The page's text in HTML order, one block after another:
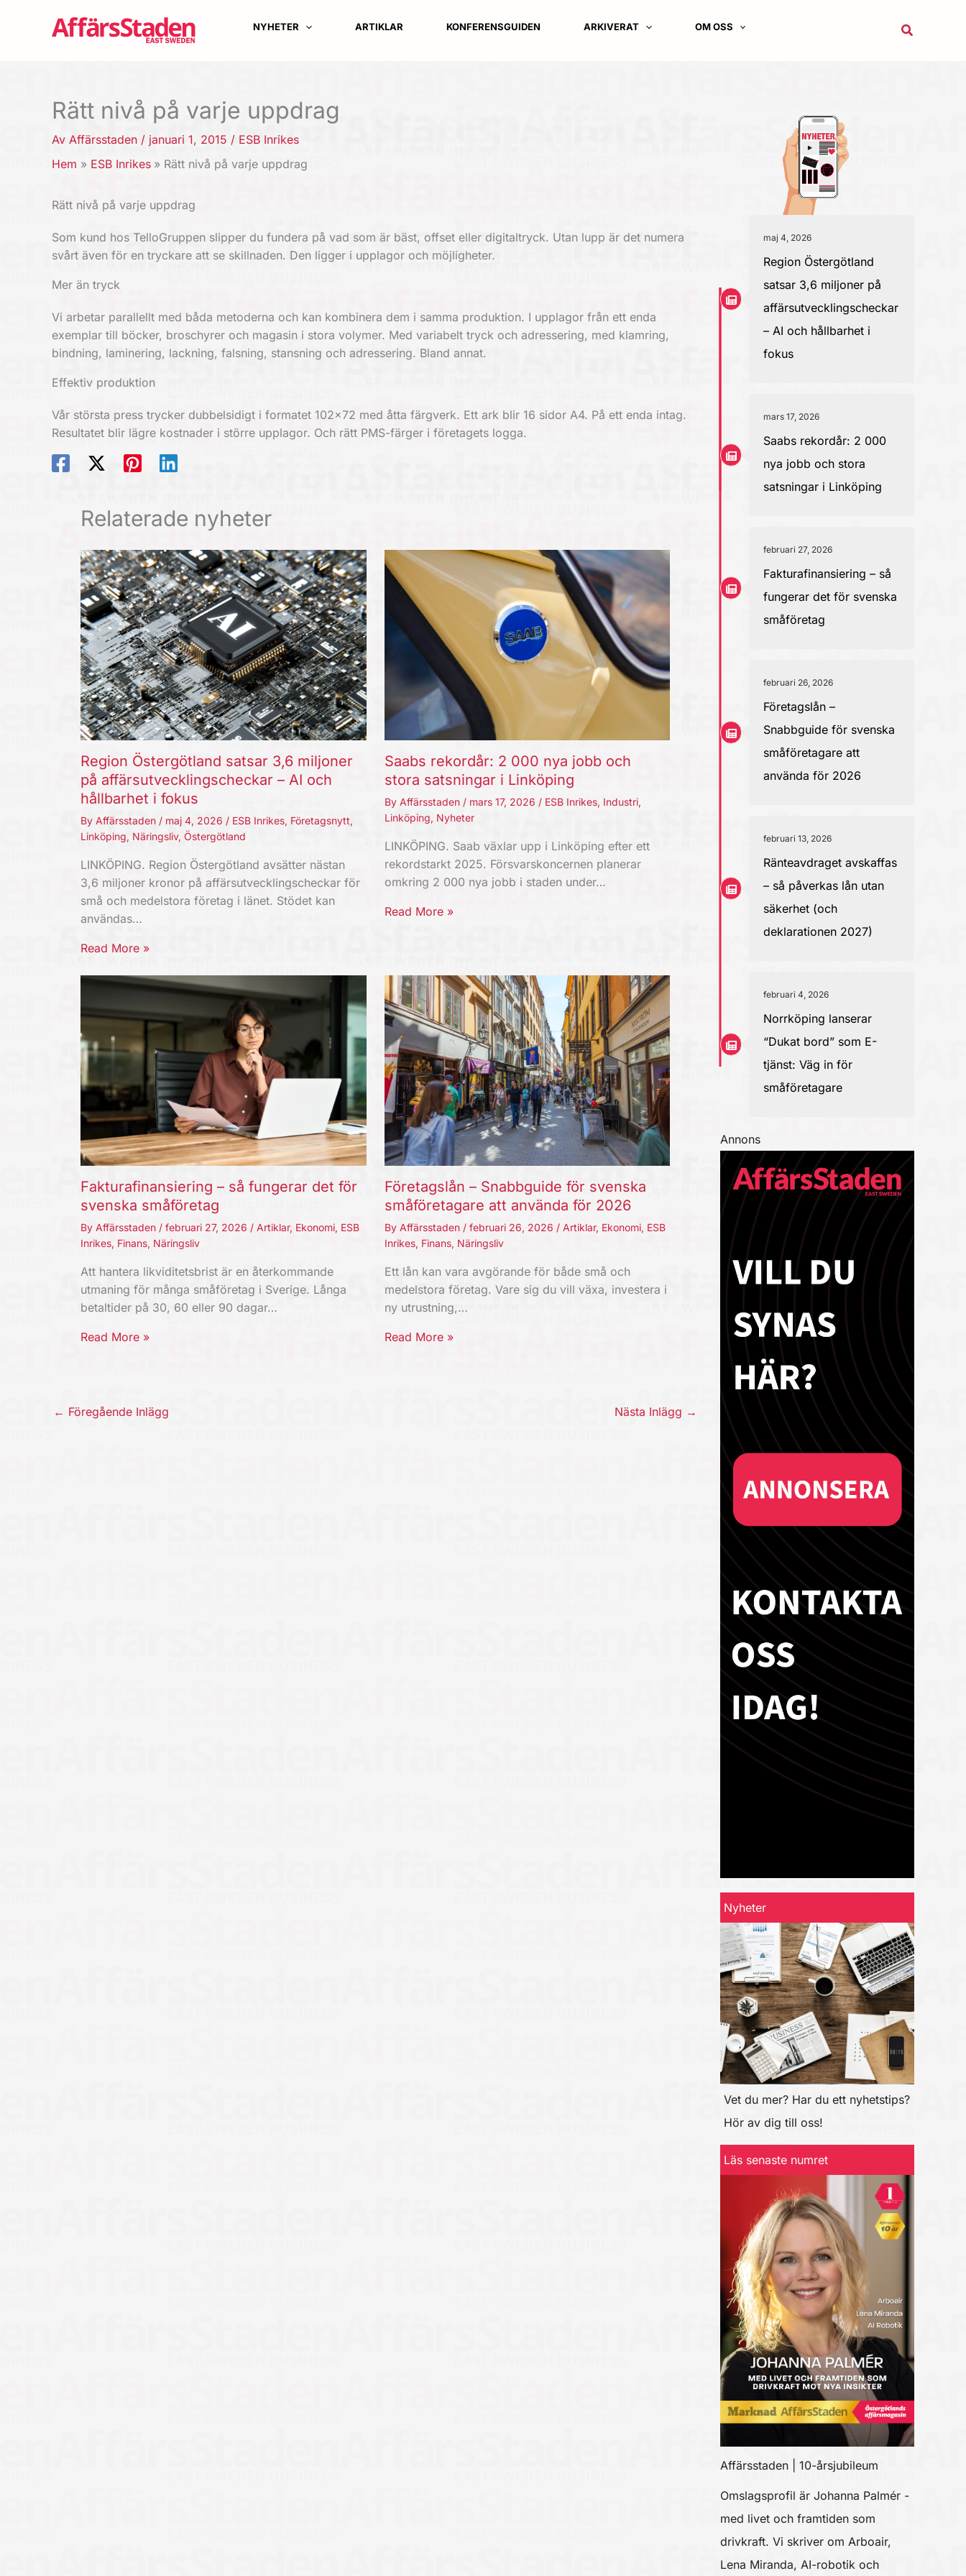
NYHETER ARTIKLAR KONFERENSGUIDEN ARKIVERAT OM OSS Sök
Rätt nivå på varje uppdrag
Av Affärsstaden / januari 1, 2015 / ESB Inrikes
Hem
ESB Inrikes Rätt nivå på varje uppdrag
Rätt nivå på varje uppdrag
Som kund hos TelloGruppen slipper du fundera på vad som är bäst, offset eller digitaltryck. Utan lupp är det numera
svårt även för en tryckare att se skillnaden. Den ligger i upplagor och möjligheter.
Mer än tryck
Vi arbetar parallellt med båda metoderna och kan kombinera dem i samma produktion. I upplagor från ett enda
exemplar till böcker, broschyrer och magasin i stora volymer. Med variabelt tryck och adressering, med klamring,
bindning, laminering, lackning, falsning, stansning och adressering. Bland annat.
Effektiv produktion
Vår största press trycker dubbelsidigt i formatet 102×72 med åtta färgverk. Ett ark blir 16 sidor A4. På ett enda intag.
Resultatet blir lägre kostnader i större upplagor. Och rätt PMS-färger i företagets logga.
Relaterade nyheter
Region Östergötland satsar 3,6 miljoner
på affärsutvecklingscheckar – AI och
hållbarhet i fokus
By Affärsstaden / maj 4, 2026 / ESB Inrikes, Företagsnytt,
Linköping, Näringsliv, Östergötland
LINKÖPING. Region Östergötland avsätter nästan
3,6 miljoner kronor på affärsutvecklingscheckar för
små och medelstora företag i länet. Stödet kan
användas…
Read More »
Saabs rekordår: 2 000 nya jobb och
stora satsningar i Linköping
By Affärsstaden / mars 17, 2026 / ESB Inrikes, Industri,
Linköping, Nyheter
LINKÖPING. Saab växlar upp i Linköping efter ett
rekordstarkt 2025. Försvarskoncernen planerar
omkring 2 000 nya jobb i staden under…
Read More »
Fakturafinansiering – så fungerar det för
svenska småföretag
By Affärsstaden / februari 27, 2026 / Artiklar, Ekonomi, ESB
Inrikes, Finans, Näringsliv
Att hantera likviditetsbrist är en återkommande
utmaning för många småföretag i Sverige. Långa
betaltider på 30, 60 eller 90 dagar…
Read More »
Företagslån – Snabbguide för svenska
småföretagare att använda för 2026
By Affärsstaden / februari 26, 2026 / Artiklar, Ekonomi, ESB
Inrikes, Finans, Näringsliv
Ett lån kan vara avgörande för både små och
medelstora företag. Vare sig du vill växa, investera i
ny utrustning,…
Read More »
← Föregående Inlägg Nästa Inlägg →
maj 4, 2026
Region Östergötland
satsar 3,6 miljoner på
affärsutvecklingscheckar
– AI och hållbarhet i
fokus
mars 17, 2026
Saabs rekordår: 2 000
nya jobb och stora
satsningar i Linköping
februari 27, 2026
Fakturafinansiering – så
fungerar det för svenska
småföretag
februari 26, 2026
Företagslån –
Snabbguide för svenska
småföretagare att
använda för 2026
februari 13, 2026
Ränteavdraget avskaffas
– så påverkas lån utan
säkerhet (och
deklarationen 2027)
februari 4, 2026
Norrköping lanserar
“Dukat bord” som E-
tjänst: Väg in för
småföretagare
Annons
Nyheter
Vet du mer? Har du ett nyhetstips?
Hör av dig till oss!
Läs senaste numret
Affärsstaden | 10-årsjubileum
Omslagsprofil är Johanna Palmér -
med livet och framtiden som
drivkraft. Vi skriver om Arboair,
Lena Miranda, AI-robotik och